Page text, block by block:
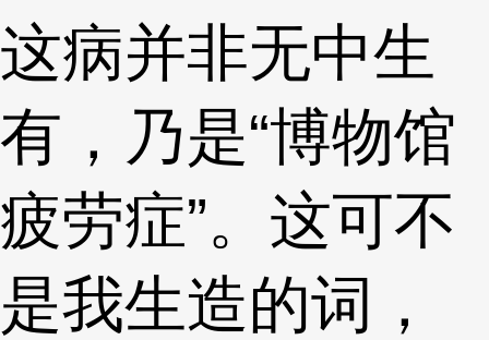
这病并非无中生
有，乃是“博物馆
疲劳症”。这可不
是我生造的词，